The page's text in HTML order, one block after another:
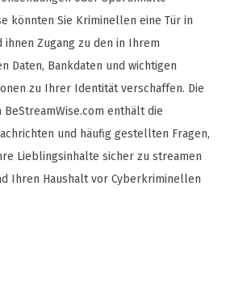
könnten Sie Kriminellen eine Tür in
Zugang zu den in Ihrem
Daten, Bankdaten und wichtigen
zu Ihrer Identität verschaffen. Die
enthält die
und häufig gestellten Fragen,
Lieblingsinhalte sicher zu streamen
Ihren Haushalt vor Cyberkriminellen